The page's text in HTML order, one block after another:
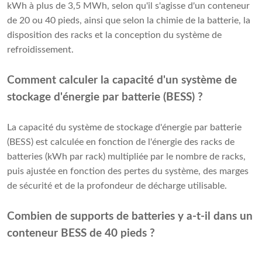
kWh à plus de 3,5 MWh, selon qu'il s'agisse d'un conteneur
de 20 ou 40 pieds, ainsi que selon la chimie de la batterie, la
disposition des racks et la conception du système de
refroidissement.
Comment calculer la capacité d'un système de
stockage d'énergie par batterie (BESS) ?
La capacité du système de stockage d'énergie par batterie
(BESS) est calculée en fonction de l'énergie des racks de
batteries (kWh par rack) multipliée par le nombre de racks,
puis ajustée en fonction des pertes du système, des marges
de sécurité et de la profondeur de décharge utilisable.
Combien de supports de batteries y a-t-il dans un
conteneur BESS de 40 pieds ?